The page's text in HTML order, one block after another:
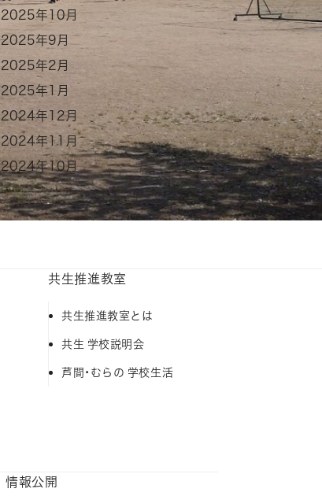
2025年10月
2025年9月
2025年2月
2025年1月
2024年12月
2024年11月
2024年10月
共生推進教室
共生推進教室とは
共生 学校説明会
芦間・むらの 学校生活
情報公開